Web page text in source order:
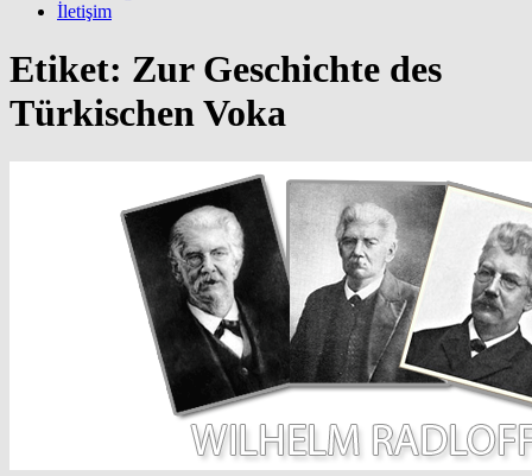
İletişim
Etiket: Zur Geschichte des
Türkischen Voka